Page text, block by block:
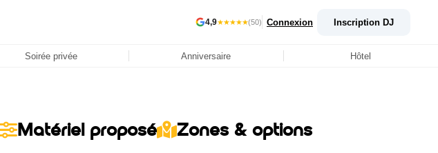
4,9★★★★★(50) Connexion Inscription DJ
Soirée privée Anniversaire Hôtel
Matériel proposé Zones & options